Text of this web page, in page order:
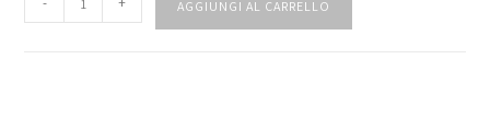
AGGIUNGI AL CARRELLO